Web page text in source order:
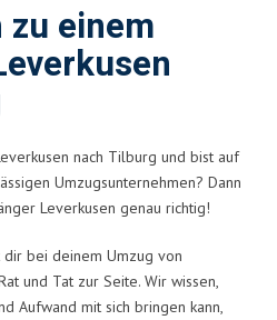
einem
nach Tilburg und bist auf
Umzugsunternehmen? Dann
Leverkusen genau richtig!
bei deinem Umzug von
und Tat zur Seite. Wir wissen,
Aufwand mit sich bringen kann,